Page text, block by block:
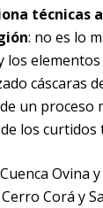
técnicas
: no es lo
los
cáscaras
un proceso
los curtidos
Ovina
Corá y